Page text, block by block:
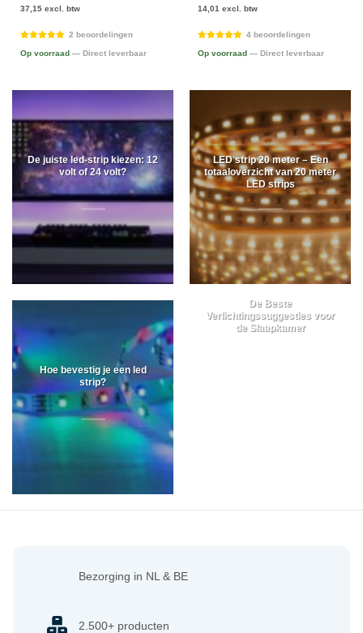
37,15 excl. btw
2 beoordelingen
Op voorraad — Direct leverbaar
14,01 excl. btw
4 beoordelingen
Op voorraad — Direct leverbaar
De juiste led-strip kiezen: 12
volt of 24 volt?
LED strip 20 meter – Een
totaaloverzicht van 20 meter
LED strips
Hoe bevestig je een led
strip?
De Beste
Verlichtingssuggesties voor
de Slaapkamer
Bezorging in NL & BE
2.500+ producten